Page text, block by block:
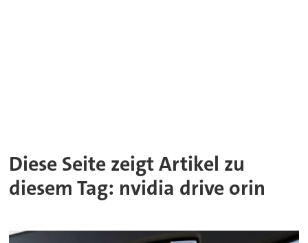
Diese Seite zeigt Artikel zu
diesem Tag: nvidia drive orin